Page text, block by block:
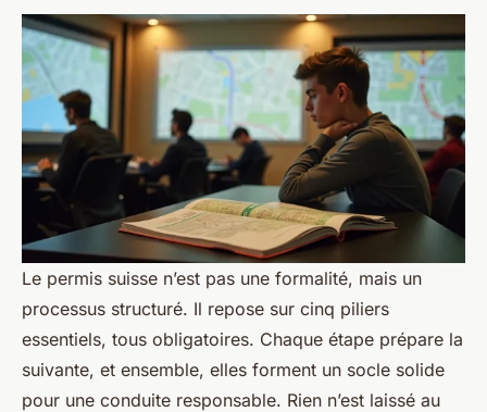
Le permis suisse n’est pas une formalité, mais un
processus structuré. Il repose sur cinq piliers
essentiels, tous obligatoires. Chaque étape prépare la
suivante, et ensemble, elles forment un socle solide
pour une conduite responsable. Rien n’est laissé au